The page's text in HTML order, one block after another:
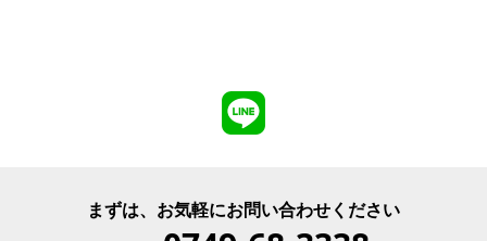
まずは、お気軽にお問い合わせください